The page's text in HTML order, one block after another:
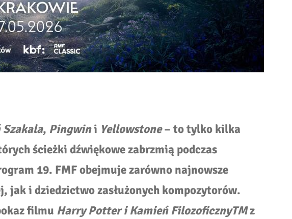
Szakala, Pingwini Yellowstone– to tylko kilka
ścieżki dźwiękowe zabrzmią podczas
19. FMF obejmuje zarówno najnowsze
jak i dziedzictwo zasłużonych kompozytorów.
filmu Harry Potter i Kamień FilozoficznyTMz